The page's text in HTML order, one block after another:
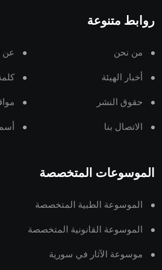
روابط متنوعة
من نحن عن
أخبار الهيئة
حقوق النشر
الاتصال بنا
الموسوعات المتخصصة
الموسوعة الطبية المتخصصة
الموسوعة القانونية المتخصصة
موسوعة الآثار في سورية